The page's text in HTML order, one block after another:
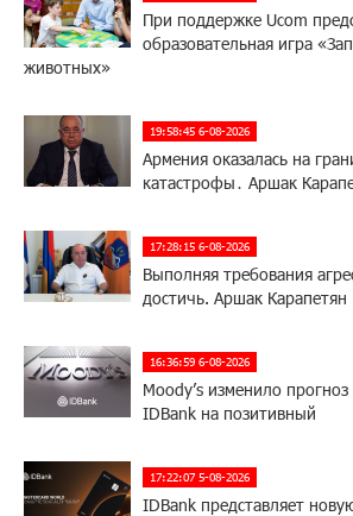
При поддержке Ucom
образовательная игра
животных»
19:58:45 6-08-2026
Армения оказалась на
катастрофы․ Аршак
17:28:15 6-08-2026
Выполняя требования
достичь. Аршак Карапетян
16:36:59 6-08-2026
Moody’s изменило
IDBank на позитивный
17:22:07 5-08-2026
IDBank представляет